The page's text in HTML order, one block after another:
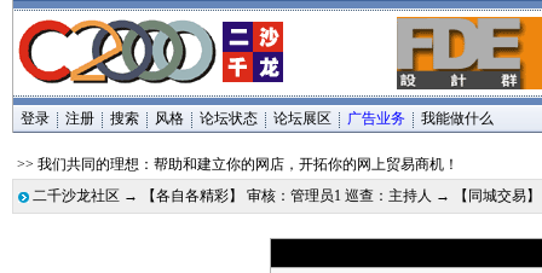
登录 注册 搜索 风格 论坛状态 论坛展区 广告业务 我能做什么
>> 我们共同的理想：帮助和建立你的网店，开拓你的网上贸易商机！
二千沙龙社区 → 【各自各精彩】 审核：管理员1 巡查：主持人 → 【同城交易